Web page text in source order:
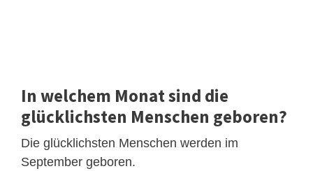
In welchem Monat sind die
glücklichsten Menschen geboren?
Die glücklichsten Menschen werden im
September geboren.